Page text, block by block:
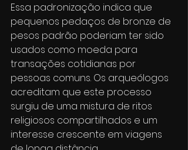
Essa padronização indica que
pequenos pedaços de bronze de
pesos padrão poderiam ter sido
usados como moeda para
transações cotidianas por
pessoas comuns. Os arqueólogos
acreditam que este processo
surgiu de uma mistura de ritos
religiosos compartilhados e um
interesse crescente em viagens